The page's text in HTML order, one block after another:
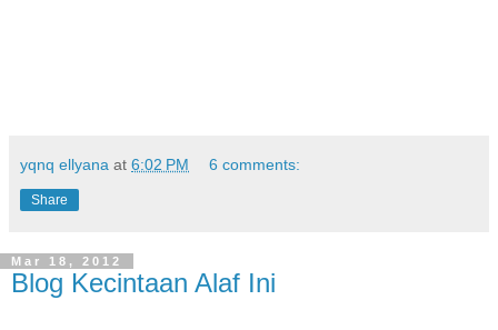
yqnq ellyana at 6:02 PM 6 comments:
Share
Mar 18, 2012
Blog Kecintaan Alaf Ini